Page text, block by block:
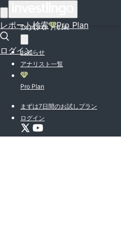
レポート検索 Pro Plan
ログイン
投資入門特集
お知らせ
アナリスト一覧
Pro Plan
まずは7日間のお試しプラン
ログイン